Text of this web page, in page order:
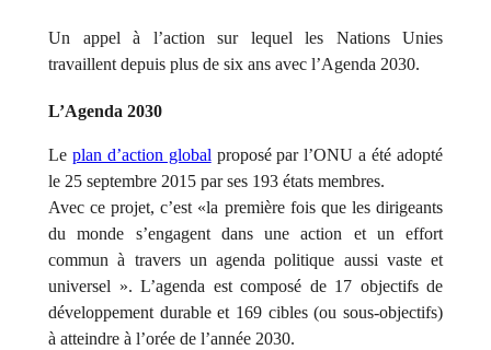
Un appel à l’action sur lequel les Nations Unies
travaillent depuis plus de six ans avec l’Agenda 2030.
L’Agenda 2030
Le plan d’action global proposé par l’ONU a été adopté
le 25 septembre 2015 par ses 193 états membres.
Avec ce projet, c’est «la première fois que les dirigeants
du monde s’engagent dans une action et un effort
commun à travers un agenda politique aussi vaste et
universel ». L’agenda est composé de 17 objectifs de
développement durable et 169 cibles (ou sous-objectifs)
à atteindre à l’orée de l’année 2030.